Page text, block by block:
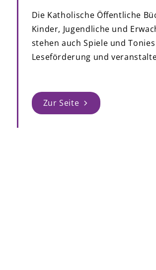
Die Katholische Öffentliche
Kinder, Jugendliche und
stehen auch Spiele und
Leseförderung und
Zur Seite